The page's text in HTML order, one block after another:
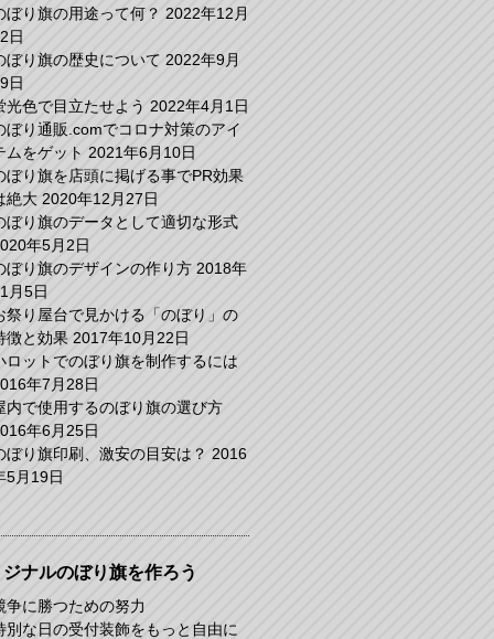
ぼり旗の用途って何？ 2022年12月
日
ぼり旗の歴史について 2022年9月
日
光色で目立たせよう 2022年4月1日
ぼり通販.comでコロナ対策のアイ
ムをゲット 2021年6月10日
ぼり旗を店頭に掲げる事でPR効果
絶大 2020年12月27日
ぼり旗のデータとして適切な形式
年5月2日
ぼり旗のデザインの作り方 2018年
月5日
祭り屋台で見かける「のぼり」の
徴と効果 2017年10月22日
ロットでのぼり旗を制作するには
年7月28日
内で使用するのぼり旗の選び方
年6月25日
ぼり旗印刷、激安の目安は？ 2016
5月19日
ナルのぼり旗を作ろう
争に勝つための努力
別な日の受付装飾をもっと自由に